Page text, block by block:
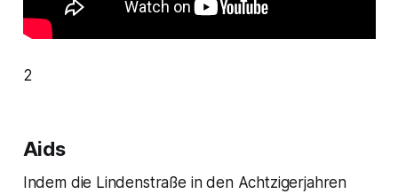
2
Aids
Indem die Lindenstraße in den Achtzigerjahren